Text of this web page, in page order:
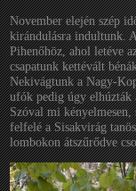
November elején szép
kirándulásra indultunk.
Pihenőhöz, ahol letéve
csapatunk kettévált
Nekivágtunk a Nagy-
ufók pedig úgy
Szóval mi
felfelé a Sisakvirág
lombokon átszűrődve